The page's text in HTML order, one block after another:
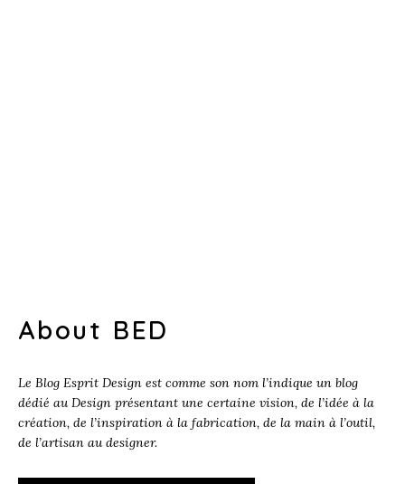
About BED
Le Blog Esprit Design est comme son nom l’indique un blog
dédié au Design présentant une certaine vision, de l’idée à la
création, de l’inspiration à la fabrication, de la main à l’outil,
de l’artisan au designer.